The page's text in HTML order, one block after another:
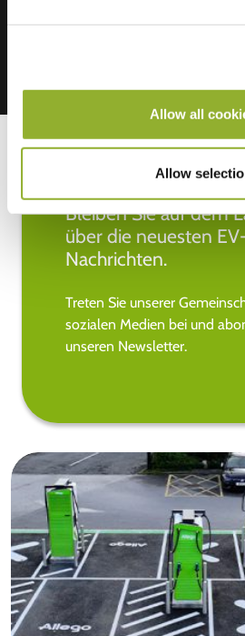
Allow all
Allow
Bleiben Sie auf dem
über die neuesten
Nachrichten.
Treten Sie unserer
sozialen Medien bei und
unseren Newsletter.